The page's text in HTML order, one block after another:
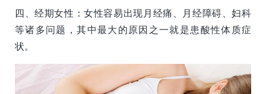
四、经期女性：女性容易出现月经痛、月经障碍、妇科
等诸多问题，其中最大的原因之一就是患酸性体质症
状。